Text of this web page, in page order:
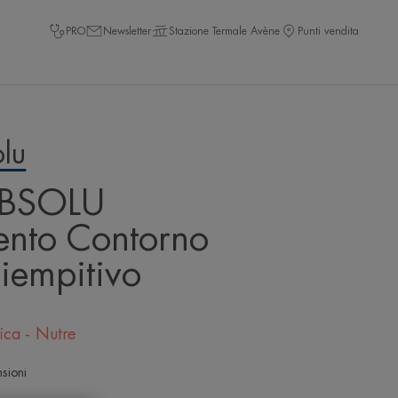
PRO Newsletter Stazione Termale Avène Punti vendita
Contorno
- Nutre